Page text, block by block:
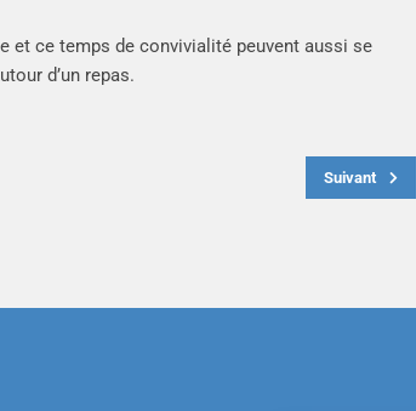
et ce temps de convivialité peuvent aussi se
d’un repas.
Suivant